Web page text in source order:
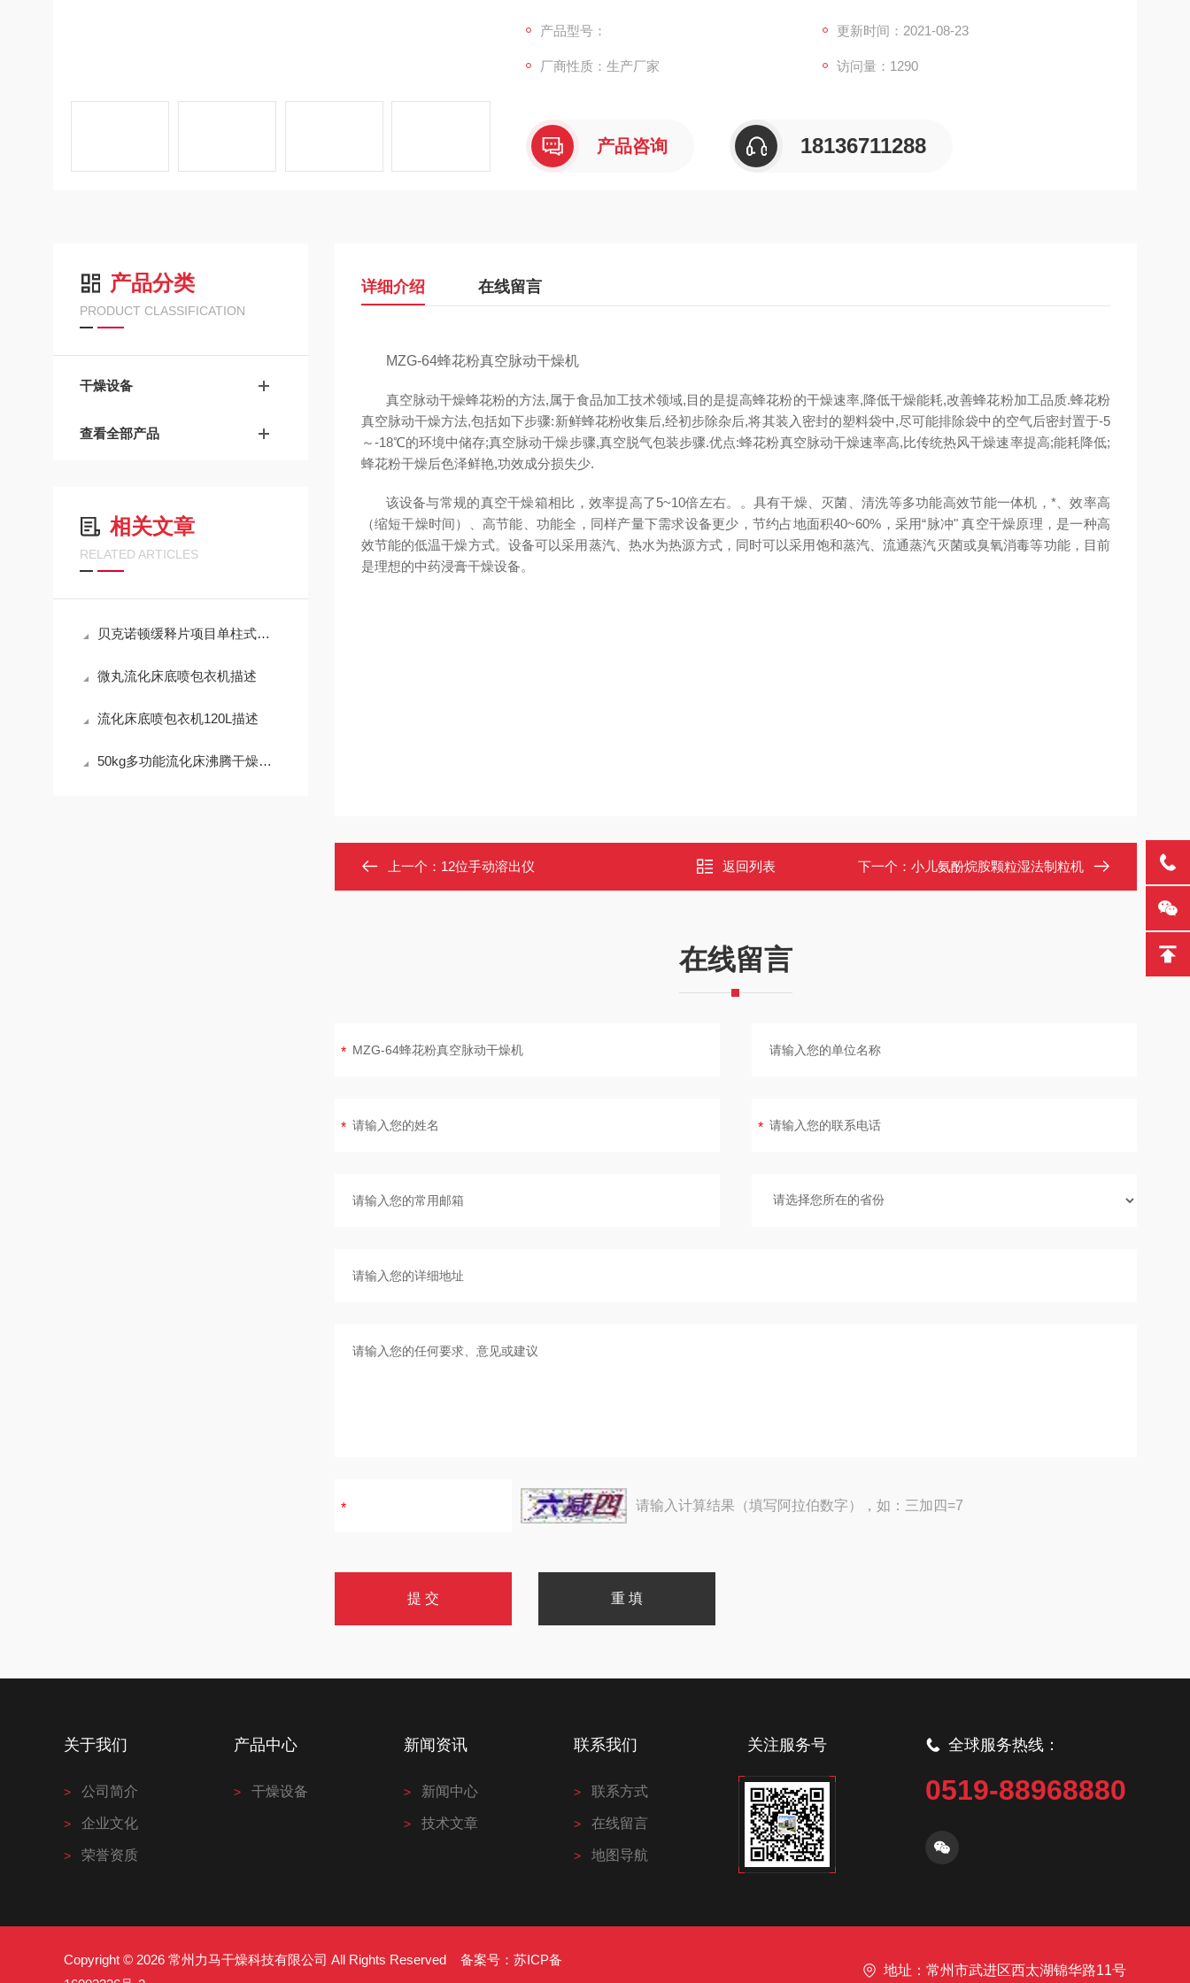
产品型号：
更新时间：2021-08-23
厂商性质：生产厂家 访问量：1290
产品咨询 18136711288
产品分类
PRODUCT CLASSIFICATION
干燥设备
查看全部产品
相关文章
RELATED ARTICLES
贝克诺顿缓释片项目单柱式提升混合机
微丸流化床底喷包衣机描述
流化床底喷包衣机120L描述
50kg多功能流化床沸腾干燥底喷包衣机
详细介绍 在线留言
MZG-64蜂花粉真空脉动干燥机
真空脉动干燥蜂花粉的方法,属于食品加工技术领域,目的是提高蜂花粉的干燥速率,降低干燥能耗,改善蜂花粉加工品质.蜂花粉
真空脉动干燥方法,包括如下步骤:新鲜蜂花粉收集后,经初步除杂后,将其装入密封的塑料袋中,尽可能排除袋中的空气后密封置于-5
～-18℃的环境中储存;真空脉动干燥步骤,真空脱气包装步骤.优点:蜂花粉真空脉动干燥速率高,比传统热风干燥速率提高;能耗降低;
蜂花粉干燥后色泽鲜艳,功效成分损失少.
该设备与常规的真空干燥箱相比，效率提高了5~10倍左右。。具有干燥、灭菌、清洗等多功能高效节能一体机，*、效率高
（缩短干燥时间）、高节能、功能全，同样产量下需求设备更少，节约占地面积40~60%，采用“脉冲" 真空干燥原理，是一种高
效节能的低温干燥方式。设备可以采用蒸汽、热水为热源方式，同时可以采用饱和蒸汽、流通蒸汽灭菌或臭氧消毒等功能，目前
是理想的中药浸膏干燥设备。
上一个： 12位手动溶出仪 返回列表 下一个： 小儿氨酚烷胺颗粒湿法制粒机
在线留言
请输入计算结果（填写阿拉伯数字），如：三加四=7
关于我们
公司简介
企业文化
荣誉资质
产品中心
干燥设备
新闻资讯
新闻中心
技术文章
联系我们
联系方式
在线留言
地图导航
关注服务号 全球服务热线：
0519-88968880
Copyright © 2026 常州力马干燥科技有限公司 All Rights Reserved 备案号： 苏ICP备
地址：常州市武进区西太湖锦华路11号